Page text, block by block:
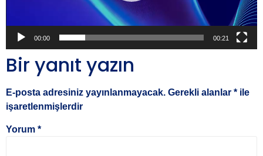
00:00 00:21
Bir yanıt yazın
E-posta adresiniz yayınlanmayacak. Gerekli alanlar * ile
işaretlenmişlerdir
Yorum *